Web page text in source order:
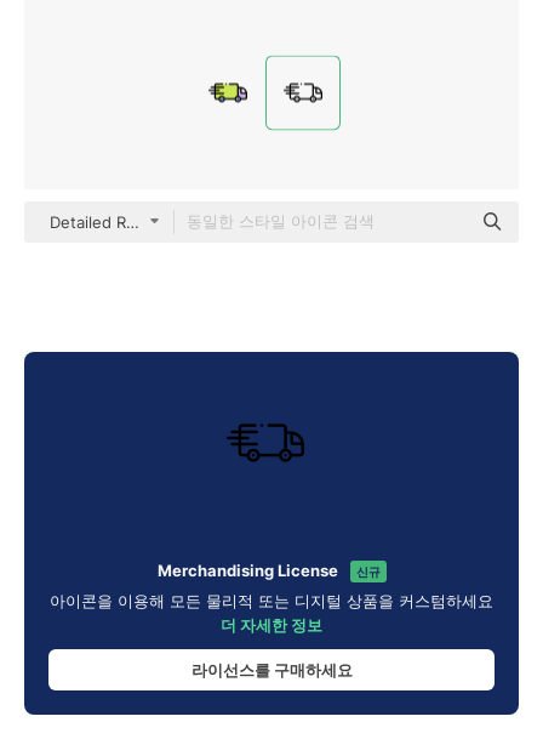
Detailed Rounded Lineal
Merchandising License 신규
아이콘을 이용해 모든 물리적 또는 디지털 상품을 커스텀하세요
더 자세한 정보
라이선스를 구매하세요